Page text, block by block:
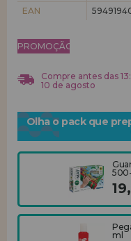
EAN
PROMOÇÃO!
Compre antes das
10 de agosto
Olha o pack que
ml